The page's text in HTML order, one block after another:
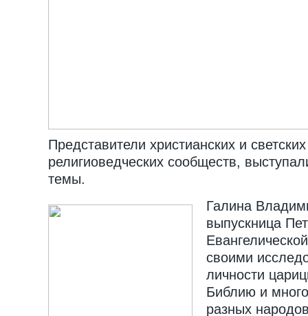
Представители христианских и
религиоведческих сообществ,
темы.
Галина
выпускница
своими
личности
Библию и
разных